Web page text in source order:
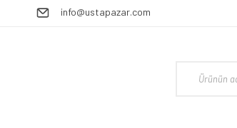
info@ustapazar.com